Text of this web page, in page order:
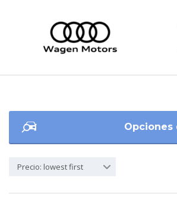
Opciones
Precio: lowest first